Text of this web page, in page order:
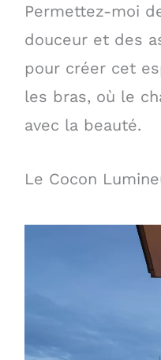
Permettez-moi
douceur et des
pour créer cet
les bras, où le
avec la beauté.
Le Cocon